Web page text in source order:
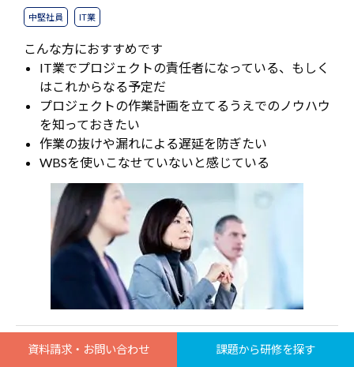
中堅社員 IT業
こんな方におすすめです
IT業でプロジェクトの責任者になっている、もしく
はこれからなる予定だ
プロジェクトの作業計画を立てるうえでのノウハウ
を知っておきたい
作業の抜けや漏れによる遅延を防ぎたい
WBSを使いこなせていないと感じている
【IT業向け】はじめてのプロジェクト管理シリーズ
資料請求・お問い合わせ 課題から研修を探す